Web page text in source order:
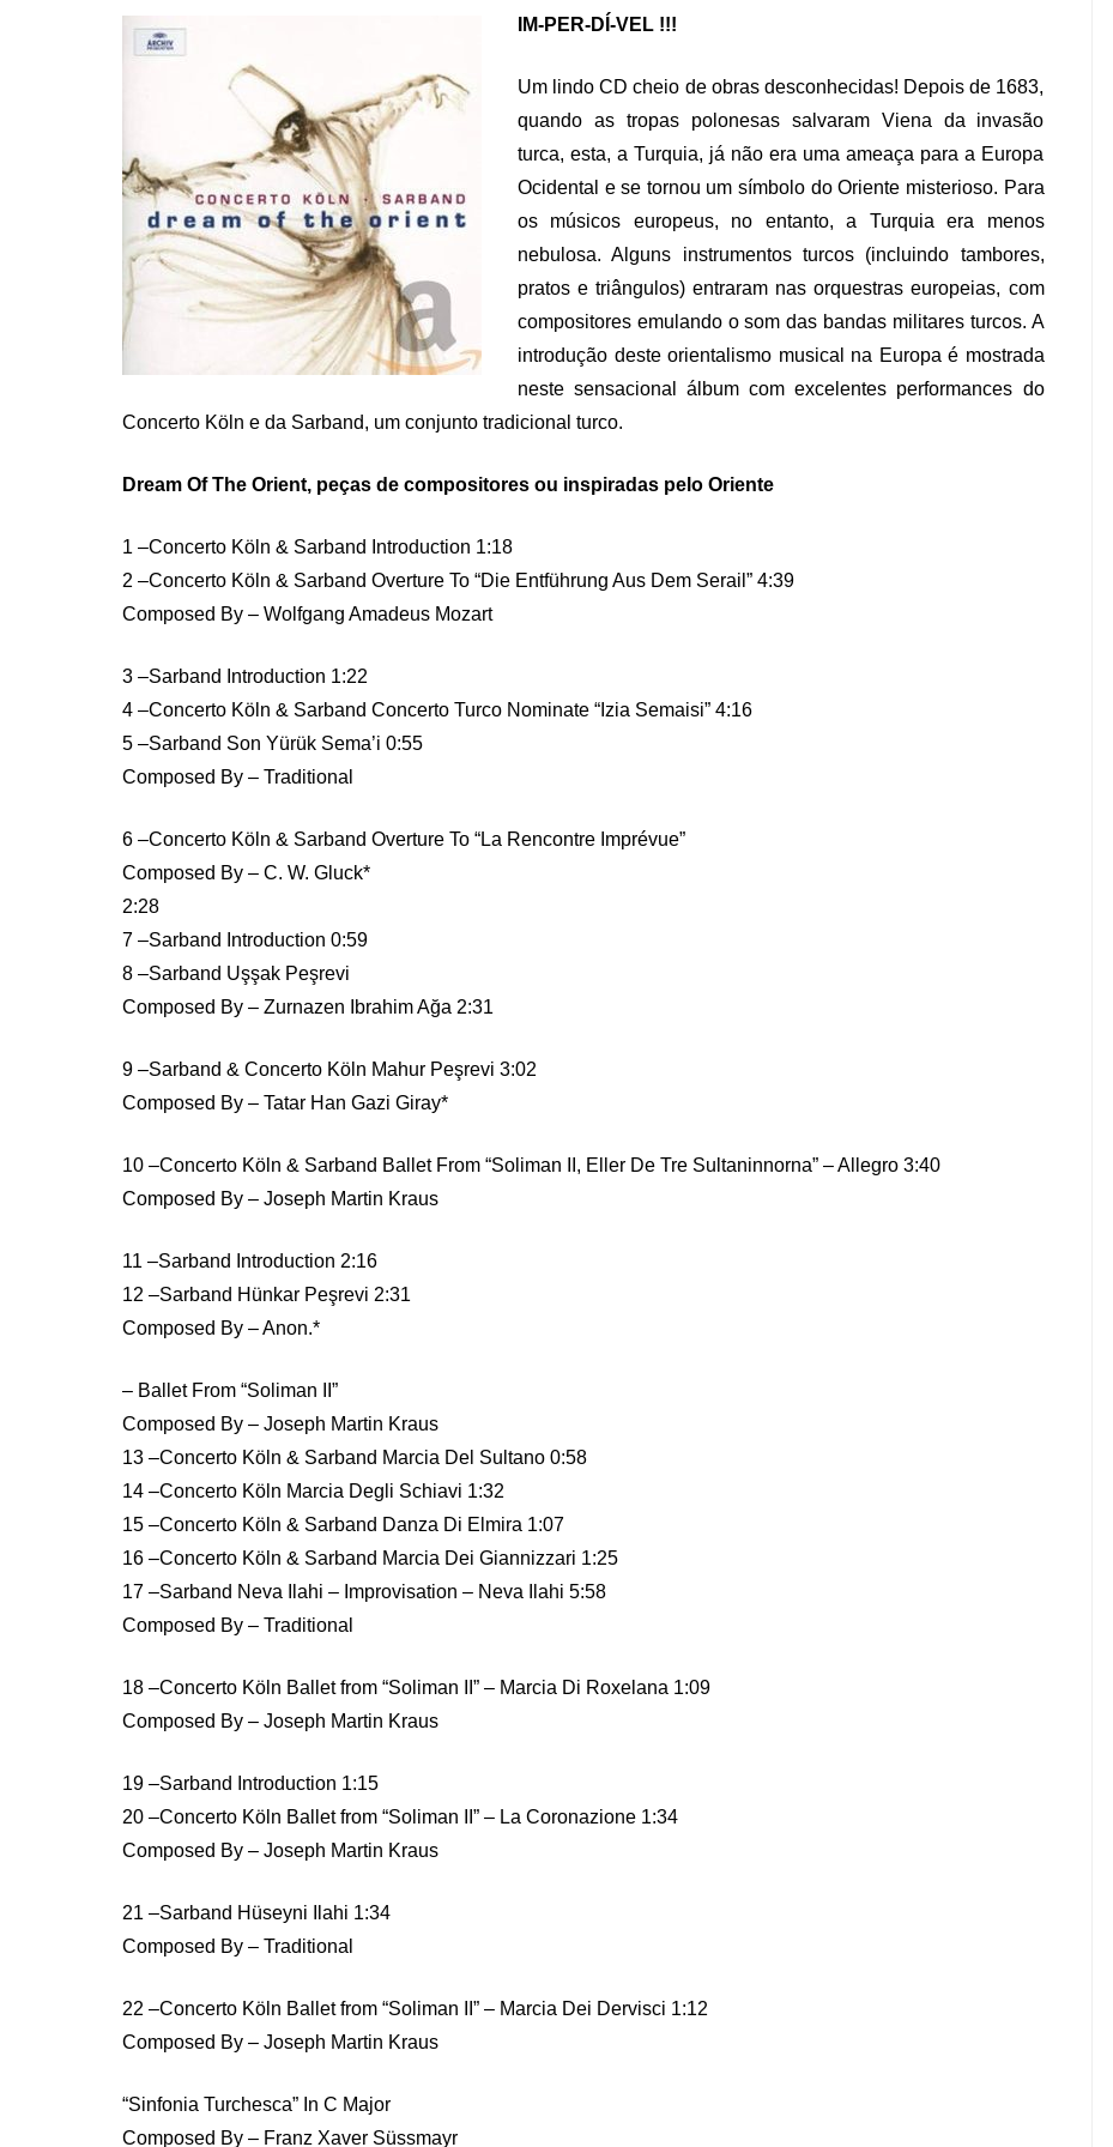
IM-PER-DÍ-VEL !!!
Um lindo CD cheio de obras desconhecidas! Depois de 1683,
quando as tropas polonesas salvaram Viena da invasão
turca, esta, a Turquia, já não era uma ameaça para a Europa
Ocidental e se tornou um símbolo do Oriente misterioso. Para
os músicos europeus, no entanto, a Turquia era menos
nebulosa. Alguns instrumentos turcos (incluindo tambores,
pratos e triângulos) entraram nas orquestras europeias, com
compositores emulando o som das bandas militares turcos. A
introdução deste orientalismo musical na Europa é mostrada
neste sensacional álbum com excelentes performances do
Concerto Köln e da Sarband, um conjunto tradicional turco.
Dream Of The Orient, peças de compositores ou inspiradas pelo Oriente
1 –Concerto Köln & Sarband Introduction 1:18
2 –Concerto Köln & Sarband Overture To “Die Entführung Aus Dem Serail” 4:39
Composed By – Wolfgang Amadeus Mozart
3 –Sarband Introduction 1:22
4 –Concerto Köln & Sarband Concerto Turco Nominate “Izia Semaisi” 4:16
5 –Sarband Son Yürük Sema’i 0:55
Composed By – Traditional
6 –Concerto Köln & Sarband Overture To “La Rencontre Imprévue”
Composed By – C. W. Gluck*
2:28
7 –Sarband Introduction 0:59
8 –Sarband Uşşak Peşrevi
Composed By – Zurnazen Ibrahim Ağa 2:31
9 –Sarband & Concerto Köln Mahur Peşrevi 3:02
Composed By – Tatar Han Gazi Giray*
10 –Concerto Köln & Sarband Ballet From “Soliman II, Eller De Tre Sultaninnorna” – Allegro 3:40
Composed By – Joseph Martin Kraus
11 –Sarband Introduction 2:16
12 –Sarband Hünkar Peşrevi 2:31
Composed By – Anon.*
– Ballet From “Soliman II”
Composed By – Joseph Martin Kraus
13 –Concerto Köln & Sarband Marcia Del Sultano 0:58
14 –Concerto Köln Marcia Degli Schiavi 1:32
15 –Concerto Köln & Sarband Danza Di Elmira 1:07
16 –Concerto Köln & Sarband Marcia Dei Giannizzari 1:25
17 –Sarband Neva Ilahi – Improvisation – Neva Ilahi 5:58
Composed By – Traditional
18 –Concerto Köln Ballet from “Soliman II” – Marcia Di Roxelana 1:09
Composed By – Joseph Martin Kraus
19 –Sarband Introduction 1:15
20 –Concerto Köln Ballet from “Soliman II” – La Coronazione 1:34
Composed By – Joseph Martin Kraus
21 –Sarband Hüseyni Ilahi 1:34
Composed By – Traditional
22 –Concerto Köln Ballet from “Soliman II” – Marcia Dei Dervisci 1:12
Composed By – Joseph Martin Kraus
“Sinfonia Turchesca” In C Major
Composed By – Franz Xaver Süssmayr